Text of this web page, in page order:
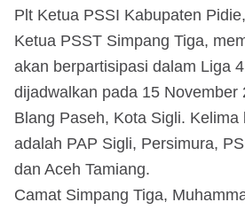
Plt Ketua PSSI Kabupaten
Ketua PSST Simpang Tiga,
akan berpartisipasi dalam Liga
dijadwalkan pada 15 November
Blang Paseh, Kota Sigli. Kelima
adalah PAP Sigli, Persimura,
dan Aceh Tamiang.
Camat Simpang Tiga,